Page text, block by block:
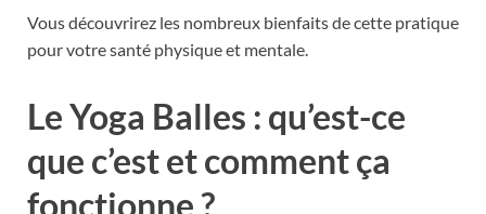
Vous découvrirez les nombreux bienfaits de cette pratique
pour votre santé physique et mentale.
Le Yoga Balles : qu’est-ce
que c’est et comment ça
fonctionne ?